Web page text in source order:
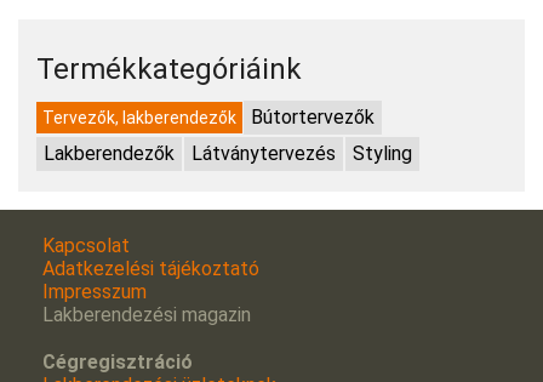
Termékkategóriáink
Tervezők, lakberendezők
Bútortervezők
Lakberendezők
Látványtervezés Styling
Kapcsolat
Adatkezelési tájékoztató
Impresszum
Lakberendezési magazin
Cégregisztráció